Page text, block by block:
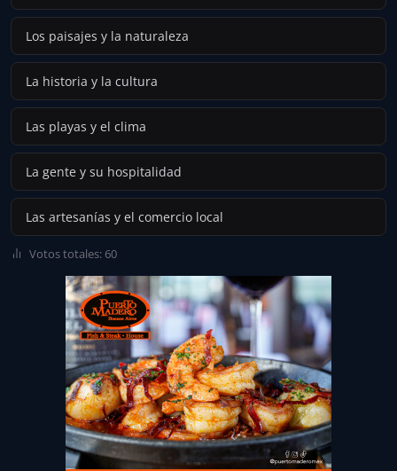
Los paisajes y la naturaleza
La historia y la cultura
Las playas y el clima
La gente y su hospitalidad
Las artesanías y el comercio local
Votos totales: 60